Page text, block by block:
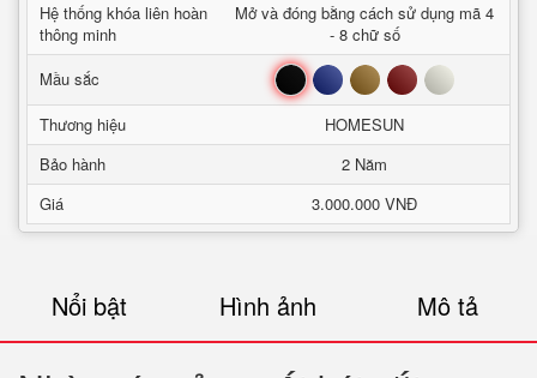
Hệ thống khóa liên hoàn
thông minh
Mở và đóng bằng cách sử dụng mã 4
- 8 chữ số
Mầu sắc
Đen Xanh Nâu Đỏ Trắng
Thương hiệu
HOMESUN
Bảo hành
2 Năm
Giá
3.000.000 VNĐ
Nổi bật Hình ảnh Mô tả